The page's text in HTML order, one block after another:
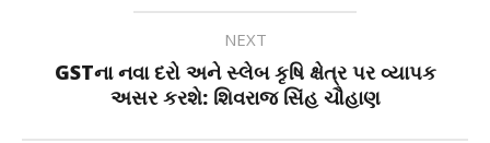
NEXT
GSTના નવા દરો અને સ્લેબ કૃષિ ક્ષેત્ર પર વ્યાપક
અસર કરશે: શિવરાજ સિંહ ચૌહાણ